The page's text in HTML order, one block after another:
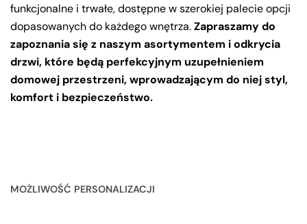
funkcjonalne i trwałe, dostępne w szerokiej palecie opcji
dopasowanych do każdego wnętrza.Zapraszamy do
zapoznania się z naszym asortymentem i odkrycia
drzwi, które będą perfekcyjnym uzupełnieniem
domowej przestrzeni, wprowadzającym do niej styl,
komfort i bezpieczeństwo.
MOŻLIWOŚĆ PERSONALIZACJI